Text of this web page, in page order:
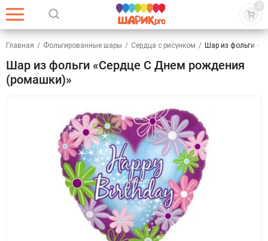
0
Главная / Фольгированные шары / Сердца с рисунком / Шар из фольги
Шар из фольги «Сердце С Днем рождения
(ромашки)»